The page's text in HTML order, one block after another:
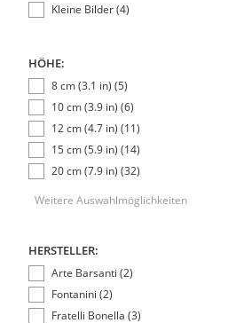
Kleine Bilder (4)
HÖHE:
8 cm (3.1 in) (5)
10 cm (3.9 in) (6)
12 cm (4.7 in) (11)
15 cm (5.9 in) (14)
20 cm (7.9 in) (32)
Weitere Auswahlmöglichkeiten
HERSTELLER:
Arte Barsanti (2)
Fontanini (2)
Fratelli Bonella (3)